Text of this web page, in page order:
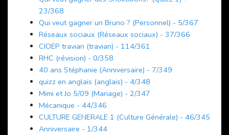
23/368
Qui veut gagner un Bruno ? (Personnel) - 5/367
Réseaux sociaux (Réseaux sociaux) - 37/366
CIOEP travian (travian) - 114/361
RHC (révision) - 0/358
40 ans Stéphanie (Anniversaire) - 7/349
quizz en anglais (anglais) - 4/348
Mimi et Jo 5/09 (Mariage) - 2/347
Mécanique - 44/346
CULTURE GENERALE 1 (Culture Générale) - 46/345
Anniversaire - 1/344